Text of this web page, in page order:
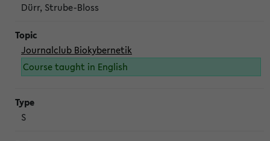
Dürr, Strube-Bloss
Journalclub Biokybernetik
Course taught in English
S